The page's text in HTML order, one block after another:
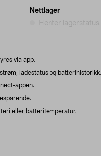
Nettlager
Henter lagerstatus...
via app.
ladestatus og batterihistorikk.
appen.
eller batteritemperatur.